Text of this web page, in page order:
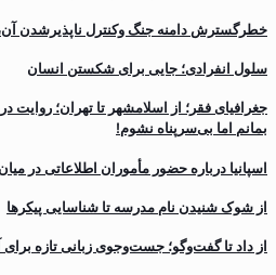
خطرگسترش دامنه جنگ وکنترل ناپذیرشدن
سلول انفرادی؛ جایی برای شکستن انسان
جغرافیای فقر؛ از اسلامشهر تا تهران؛
بمانم اما بی‌سرپناه نشوم!
اسپانیا درباره حضور مأموران اطلاعاتی در
از شوک شنیدن نام مدرسه تا شناسایی پیکرها
از داد تا گفت‌وگو؛ جست‌وجوی زبانی تازه برای